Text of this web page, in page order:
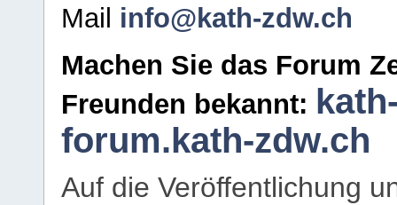
Mail info@kath-zdw.ch
Machen Sie das Forum
Freunden bekannt:
forum.kath-zdw.ch
Auf die Veröffentlichung